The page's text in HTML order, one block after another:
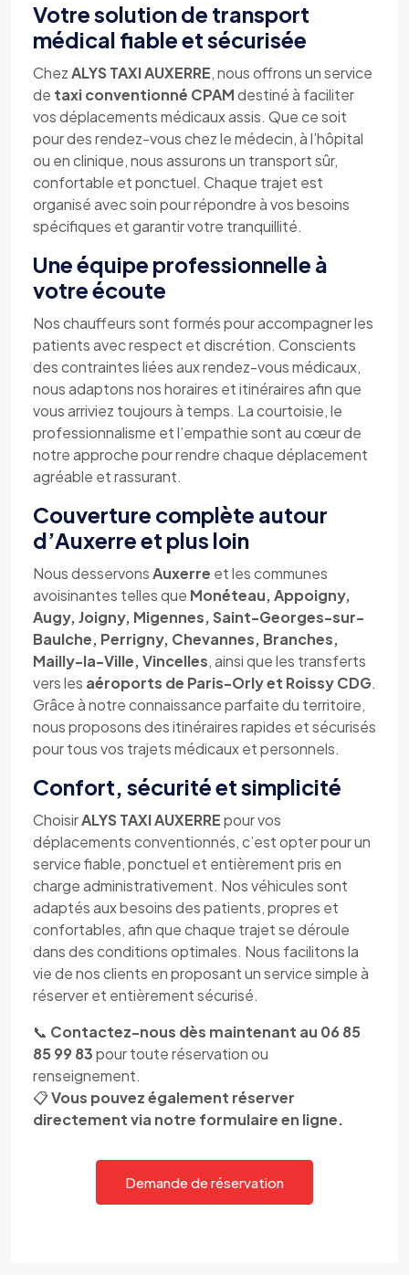
Votre solution de transport
médical fiable et sécurisée
ChezALYS TAXI AUXERRE, nous offrons un service
de taxi conventionné CPAMdestiné à faciliter
vos déplacements médicaux assis. Que ce soit
pour des rendez-vous chez le médecin, à l’hôpital
ou en clinique, nous assurons un transport sûr,
confortable et ponctuel. Chaque trajet est
organisé avec soin pour répondre à vos besoins
spécifiques et garantir votre tranquillité.
Une équipe professionnelle à
votre écoute
Nos chauffeurs sont formés pour accompagner les
patients avec respect et discrétion. Conscients
des contraintes liées aux rendez-vous médicaux,
nous adaptons nos horaires et itinéraires afin que
vous arriviez toujours à temps. La courtoisie, le
professionnalisme et l’empathie sont au cœur de
notre approche pour rendre chaque déplacement
agréable et rassurant.
Couverture complète autour
d’Auxerre et plus loin
Nous desservonsAuxerre et les communes
avoisinantes telles que Monéteau, Appoigny,
Augy, Joigny, Migennes, Saint-Georges-sur-
Baulche, Perrigny, Chevannes, Branches,
Mailly-la-Ville, Vincelles, ainsi que les transferts
vers les aéroports de Paris-Orly et Roissy CDG.
Grâce à notre connaissance parfaite du territoire,
nous proposons des itinéraires rapides et sécurisés
pour tous vos trajets médicaux et personnels.
Confort, sécurité et simplicité
ChoisirALYS TAXI AUXERREpour vos
déplacements conventionnés, c’est opter pour un
service fiable, ponctuel et entièrement pris en
charge administrativement. Nos véhicules sont
adaptés aux besoins des patients, propres et
confortables, afin que chaque trajet se déroule
dans des conditions optimales. Nous facilitons la
vie de nos clients en proposant un service simple à
réserver et entièrement sécurisé.
📞 Contactez-nous dès maintenant au 06 85
85 99 83pour toute réservation ou
renseignement.
📋Vous pouvez également réserver
directement via notre formulaire en ligne.
Demande de réservation